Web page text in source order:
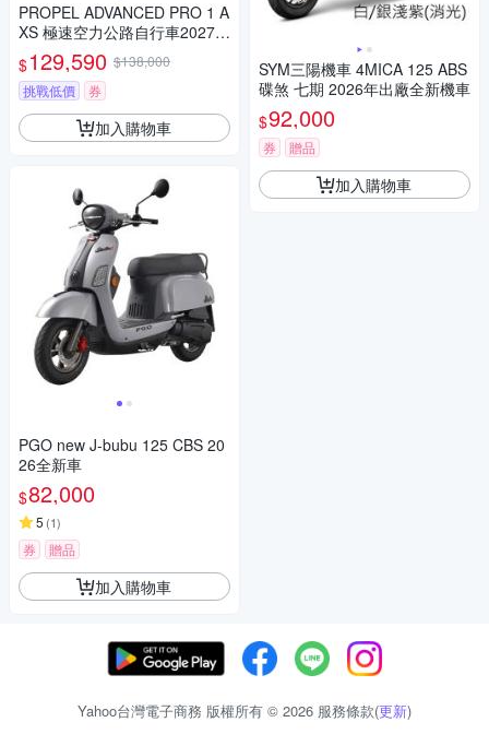
PROPEL ADVANCED PRO 1 A
XS 極速空力公路自行車2027年
式
$129,590 $138,000
挑戰低價
券
加入購物車
PGO new J-bubu 125 CBS 20
26全新車
$82,000
5 (1)
券 贈品
加入購物車
SYM三陽機車 4MICA 125 ABS
碟煞 七期 2026年出廠全新機車
$92,000
券 贈品
加入購物車
Yahoo台灣電子商務 版權所有 © 2026 服務條款(更新)